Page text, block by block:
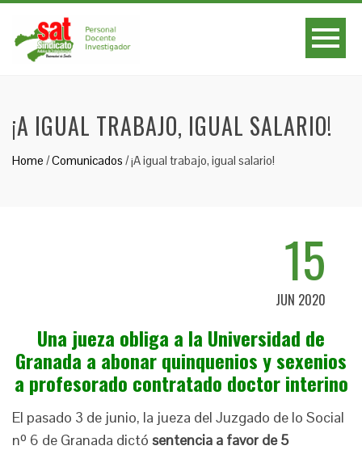
¡A IGUAL TRABAJO, IGUAL SALARIO!
Home /Comunicados /¡A igual trabajo, igual salario!
15
JUN 2020
Una jueza obliga a la Universidad de
Granada a abonar quinquenios y sexenios
a profesorado contratado doctor interino
El pasado 3 de junio, la jueza del Juzgado de lo Social
nº 6 de Granada dictó sentencia a favor de 5